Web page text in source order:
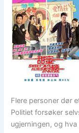
Flere personer dør
Politiet forsøker
ugjerningen, og hva